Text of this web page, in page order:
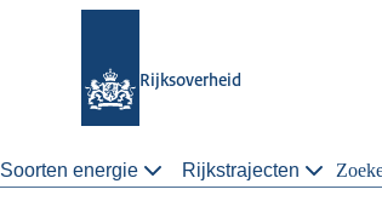
Rijksoverheid
Soorten energie Rijkstrajecten